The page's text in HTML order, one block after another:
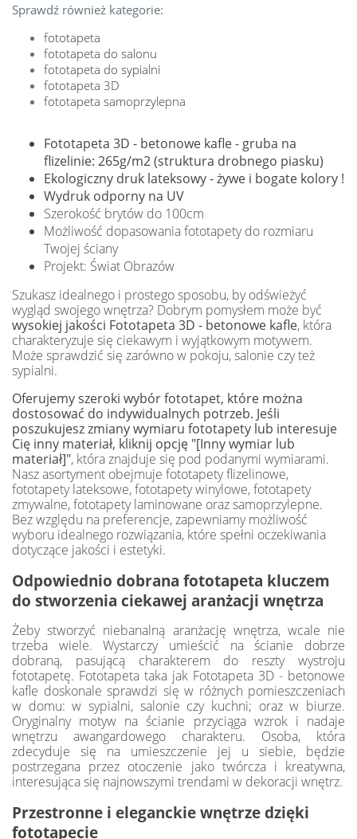
Sprawdź również kategorie:
fototapeta
fototapeta do salonu
fototapeta do sypialni
fototapeta 3D
fototapeta samoprzylepna
Fototapeta 3D - betonowe kafle - gruba na
flizelinie: 265g/m2 (struktura drobnego piasku)
Ekologiczny druk lateksowy - żywe i bogate kolory !
Wydruk odporny na UV
Szerokość brytów do 100cm
Możliwość dopasowania fototapety do rozmiaru
Twojej ściany
Projekt: Świat Obrazów
Szukasz idealnego i prostego sposobu, by odświeżyć
wygląd swojego wnętrza? Dobrym pomysłem może być
wysokiej jakości Fototapeta 3D - betonowe kafle, która
charakteryzuje się ciekawym i wyjątkowym motywem.
Może sprawdzić się zarówno w pokoju, salonie czy też
sypialni.
Oferujemy szeroki wybór fototapet, które można
dostosować do indywidualnych potrzeb. Jeśli
poszukujesz zmiany wymiaru fototapety lub interesuje
Cię inny materiał, kliknij opcję "[Inny wymiar lub
materiał]", która znajduje się pod podanymi wymiarami.
Nasz asortyment obejmuje fototapety flizelinowe,
fototapety lateksowe, fototapety winylowe, fototapety
zmywalne, fototapety laminowane oraz samoprzylepne.
Bez względu na preferencje, zapewniamy możliwość
wyboru idealnego rozwiązania, które spełni oczekiwania
dotyczące jakości i estetyki.
Odpowiednio dobrana fototapeta kluczem
do stworzenia ciekawej aranżacji wnętrza
Żeby stworzyć niebanalną aranżację wnętrza, wcale nie
trzeba wiele. Wystarczy umieścić na ścianie dobrze
dobraną, pasującą charakterem do reszty wystroju
fototapetę. Fototapeta taka jak Fototapeta 3D - betonowe
kafle doskonale sprawdzi się w różnych pomieszczeniach
w domu: w sypialni, salonie czy kuchni; oraz w biurze.
Oryginalny motyw na ścianie przyciąga wzrok i nadaje
wnętrzu awangardowego charakteru. Osoba, która
zdecyduje się na umieszczenie jej u siebie, będzie
postrzegana przez otoczenie jako twórcza i kreatywna,
interesująca się najnowszymi trendami w dekoracji wnętrz.
Przestronne i eleganckie wnętrze dzięki
fototapecie